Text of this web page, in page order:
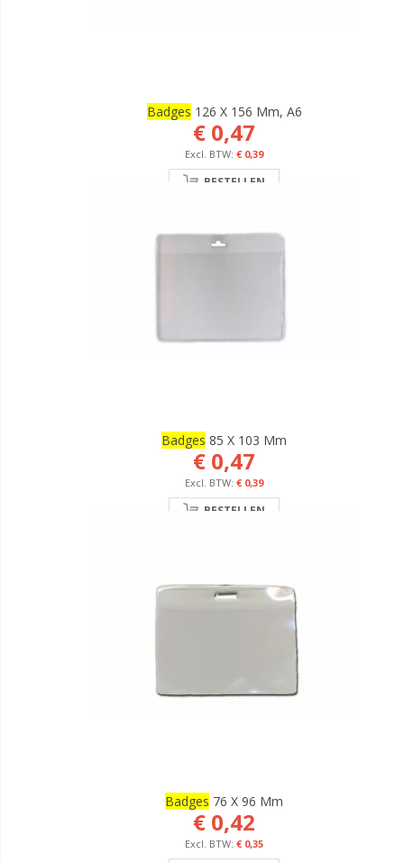
Badges 126 X 156 Mm, A6
€ 0,47
€ 0,39
BESTELLEN
Badges 85 X 103 Mm
€ 0,47
€ 0,39
BESTELLEN
Badges 76 X 96 Mm
€ 0,42
€ 0,35